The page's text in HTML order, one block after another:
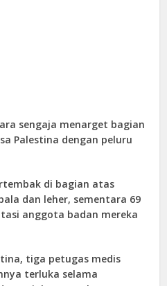
sengaja menarget bagian
Palestina dengan peluru
di bagian atas
dan leher, sementara 69
anggota badan mereka
tiga petugas medis
terluka selama